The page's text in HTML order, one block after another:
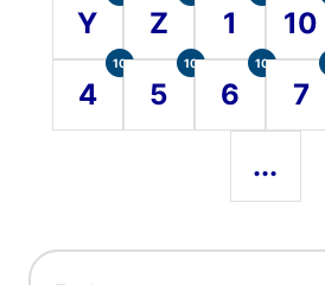
Y Z 1 10
4
10
5
10
6
10
7
...